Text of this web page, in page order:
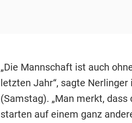
„Die Mannschaft ist auch
letzten Jahr“, sagte
(Samstag). „Man merkt,
starten auf einem ganz